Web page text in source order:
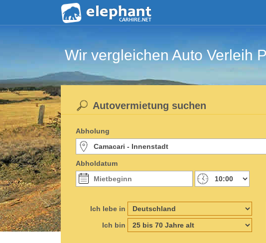
Wir vergleichen Auto Verleih
Autovermietung suchen
Abholung
Abholdatum
Ich lebe in
Ich bin